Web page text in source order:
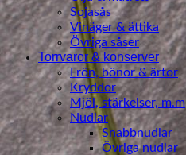
Sojasås
Vinäger & ättika
Övriga såser
Torrvaror & konserver
Frön, bönor & ärtor
Kryddor
Mjöl, stärkelser, m.m
Nudlar
Snabbnudlar
Övriga nudlar